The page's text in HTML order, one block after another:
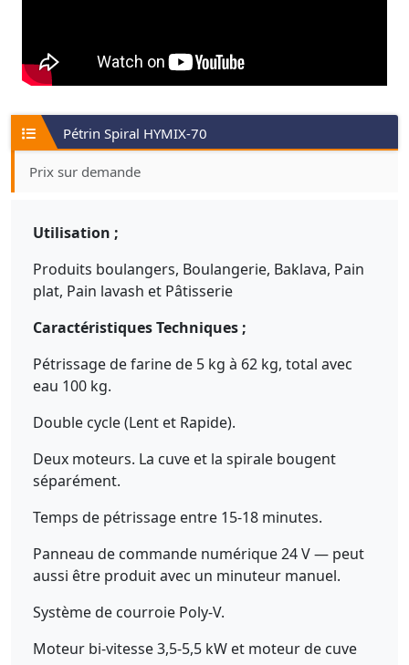
Pétrin Spiral HYMIX-70
Prix sur demande
Utilisation ;
Produits boulangers, Boulangerie, Baklava, Pain
plat, Pain lavash et Pâtisserie
Caractéristiques Techniques ;
Pétrissage de farine de 5 kg à 62 kg, total avec
eau 100 kg.
Double cycle (Lent et Rapide).
Deux moteurs. La cuve et la spirale bougent
séparément.
Temps de pétrissage entre 15-18 minutes.
Panneau de commande numérique 24 V — peut
aussi être produit avec un minuteur manuel.
Système de courroie Poly-V.
Moteur bi-vitesse 3,5-5,5 kW et moteur de cuve